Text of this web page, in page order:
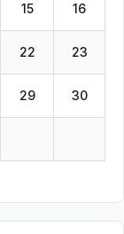
15 16
22 23
29 30